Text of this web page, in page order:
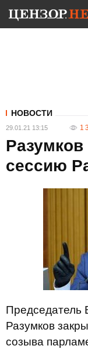
НОВОСТИ
29.01.21 13:15 1
сессию
Председатель
Разумков
созыва